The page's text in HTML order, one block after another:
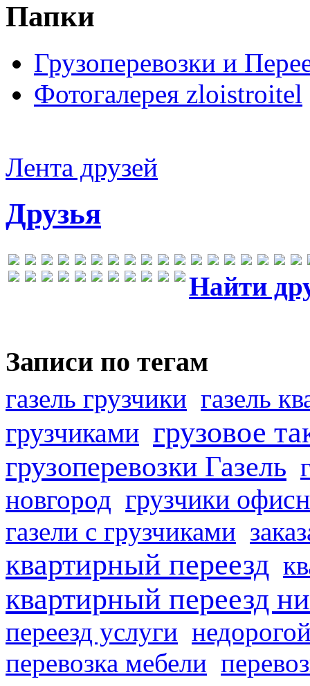
Папки
Грузоперевозки и
Фотогалерея zloistroitel
Лента друзей
Друзья
Найти
Записи по тегам
газель грузчики газель
грузчиками грузовое
грузоперевозки Газель
новгород грузчики
газели с грузчиками
квартирный переезд
квартирный переезд
переезд услуги
перевозка мебели